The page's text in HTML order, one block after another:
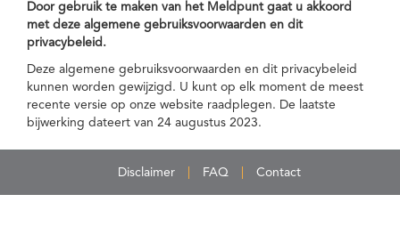
Door gebruik te maken van het Meldpunt gaat u akkoord
met deze algemene gebruiksvoorwaarden en dit
privacybeleid.
Deze algemene gebruiksvoorwaarden en dit privacybeleid
kunnen worden gewijzigd. U kunt op elk moment de meest
recente versie op onze website raadplegen. De laatste
bijwerking dateert van 24 augustus 2023.
Disclaimer FAQ Contact